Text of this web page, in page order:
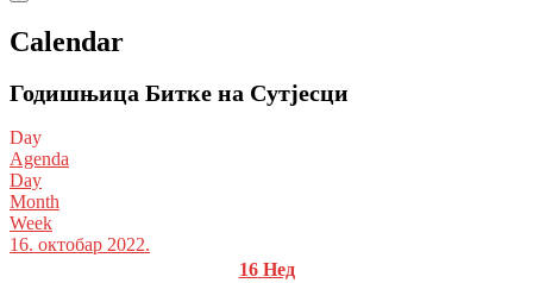
Calendar
Годишњица Битке на Сутјесци
Day
Agenda
Day
Month
Week
16. октобар 2022.
16 Нед